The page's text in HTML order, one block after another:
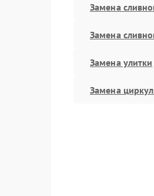
Замена
Замена
Замена улитки
Замена